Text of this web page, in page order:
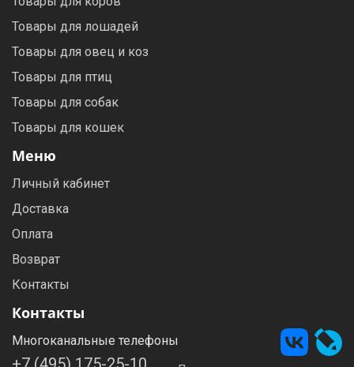
Товары для лошадей
Товары для овец и коз
Товары для птиц
Товары для собак
Товары для кошек
Меню
Личный кабинет
Доставка
Оплата
Возврат
Контакты
Контакты
Многоканальные телефоны